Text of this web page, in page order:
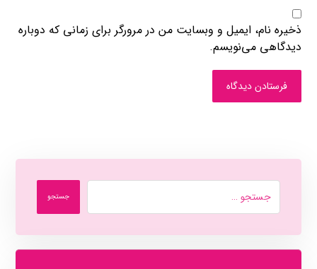
ذخیره نام، ایمیل و وبسایت من در مرورگر برای زمانی که دوباره
دیدگاهی می‌نویسم.
فرستادن دیدگاه
جستجو